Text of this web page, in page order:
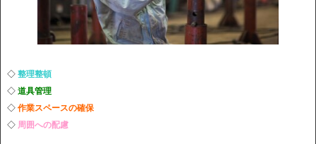
◇ 整理整頓
◇ 道具管理
◇ 作業スペースの確保
◇ 周囲への配慮